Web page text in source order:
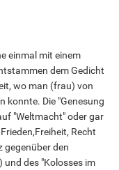
einmal mit einem
dem Gedicht
wo man (frau) von
konnte. Die "Genesung
"Weltmacht" oder gar
Recht
gegenüber den
des "Kolosses im